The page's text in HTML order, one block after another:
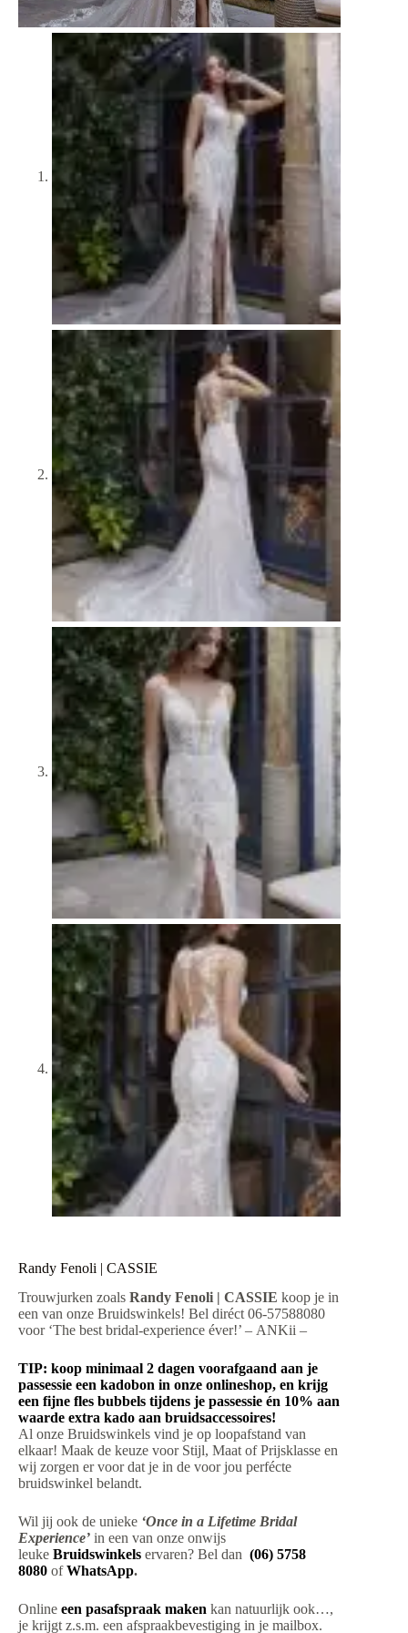
Randy Fenoli | CASSIE
Trouwjurken zoals Randy Fenoli | CASSIE koop je in
een van onze Bruidswinkels! Bel diréct 06-57588080
voor ‘The best bridal-experience éver!’ – ANKii –
TIP: koop minimaal 2 dagen voorafgaand aan je
passessie een kadobon in onze onlineshop, en krijg
een fijne fles bubbels tijdens je passessie én 10% aan
waarde extra kado aan bruidsaccessoires!
Al onze Bruidswinkels vind je op loopafstand van
elkaar! Maak de keuze voor Stijl, Maat of Prijsklasse en
wij zorgen er voor dat je in de voor jou perfécte
bruidswinkel belandt.
Wil jij ook de unieke ‘Once in a Lifetime Bridal
Experience’ in een van onze onwijs
leuke Bruidswinkels ervaren? Bel dan (06) 5758
8080 ofWhatsApp.
Online een pasafspraak maken kan natuurlijk ook…,
je krijgt z.s.m. een afspraakbevestiging in je mailbox.